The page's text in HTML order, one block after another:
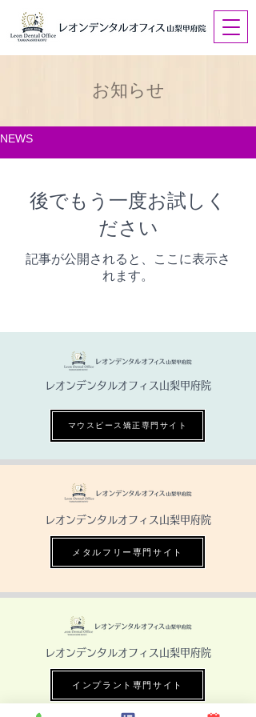
NEWS
後でもう一度お試しく
ださい
記事が公開されると、ここに表示さ
れます。
お知らせ
レオンデンタルオフィス山梨甲府院
マウスピース矯正専門サイト
レオンデンタルオフィス山梨甲府院
メタルフリー専門サイト
レオンデンタルオフィス山梨甲府院
インプラント専門サイト